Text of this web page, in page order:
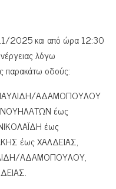
2025 και από ώρα 12:30
λόγω
παρακάτω οδούς:
ΑΔΑΜΟΠΟΥΛΟΥ
έως
έως
έως ΧΑΛΔΕΙΑΣ,
ΑΔΑΜΟΠΟΥΛΟΥ,